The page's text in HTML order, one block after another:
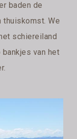
baden de
thuiskomst. We
schiereiland
van het